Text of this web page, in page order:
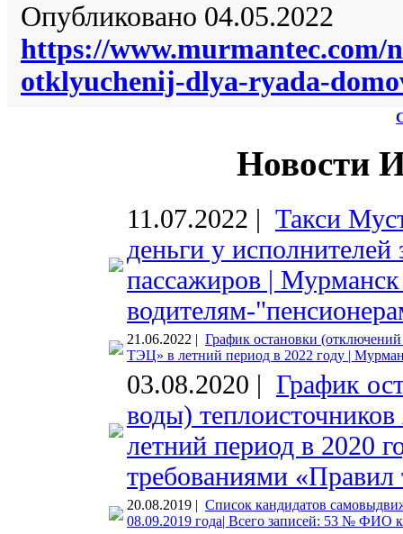
Опубликовано 04.05.2022
https://www.murmantec.com/
otklyuchenij-dlya-ryada-
Новости
11.07.2022 | Такси
деньги у исполнителей
пассажиров |
водителям-
21.06.2022 | График остановки
ТЭЦ» в летний период в 2022 году |
03.08.2020 | График
воды)
летний период в 2020
требованиями «Правил
20.08.2019 | Список кандидатов
08.09.2019 года| Всего записей: 53 № ФИО